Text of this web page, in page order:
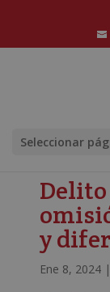
Seleccionar
Delito
y
Ene 8, 2024|